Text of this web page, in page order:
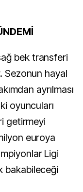
bek transferi
Sezonun hayal
ayrılması
oyuncuları
getirmeyi
euroya
Ligi
bakabileceği